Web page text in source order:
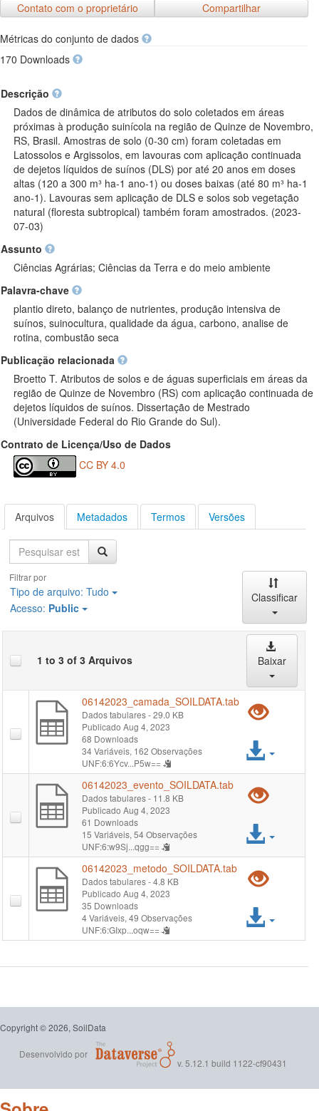
Contato com o proprietário
Compartilhar
Métricas do conjunto de dados
170 Downloads
Descrição
Dados de dinâmica de atributos do solo coletados em áreas
próximas à produção suinícola na região de Quinze de Novembro,
RS, Brasil. Amostras de solo (0-30 cm) foram coletadas em
Latossolos e Argissolos, em lavouras com aplicação continuada
de dejetos líquidos de suínos (DLS) por até 20 anos em doses
altas (120 a 300 m³ ha-1 ano-1) ou doses baixas (até 80 m³ ha-1
ano-1). Lavouras sem aplicação de DLS e solos sob vegetação
natural (floresta subtropical) também foram amostrados. (2023-
07-03)
Assunto
Ciências Agrárias; Ciências da Terra e do meio ambiente
Palavra-chave
plantio direto, balanço de nutrientes, produção intensiva de
suínos, suinocultura, qualidade da água, carbono, analise de
rotina, combustão seca
Publicação relacionada
Broetto T. Atributos de solos e de águas superficiais em áreas da
região de Quinze de Novembro (RS) com aplicação continuada de
dejetos líquidos de suínos. Dissertação de Mestrado
(Universidade Federal do Rio Grande do Sul).
Contrato de Licença/Uso de Dados
CC BY 4.0
Arquivos Metadados Termos Versões
Pesquisa
Filtrar por
Tipo de arquivo: Tudo
Acesso: Public
Classificar
1 to 3 of 3 Arquivos Baixar
06142023_camada_SOILDATA.tab
Dados tabulares- 29.0 KB
Publicado Aug 4, 2023
68 Downloads
34 Variáveis, 162 Observações
UNF:6:6Ycv...P5w==
Pré-
06142023_evento_SOILDATA.tab
Dados tabulares- 11.8 KB
Publicado Aug 4, 2023
61 Downloads
15 Variáveis, 54 Observações
UNF:6:w9Sj...qgg==
Pré-
06142023_metodo_SOILDATA.tab
Dados tabulares- 4.8 KB
Publicado Aug 4, 2023
35 Downloads
4 Variáveis, 49 Observações
UNF:6:GIxp...oqw==
Pré-
Copyright © 2026, SoilData
Desenvolvido por
v. 5.12.1 build 1122-cf90431